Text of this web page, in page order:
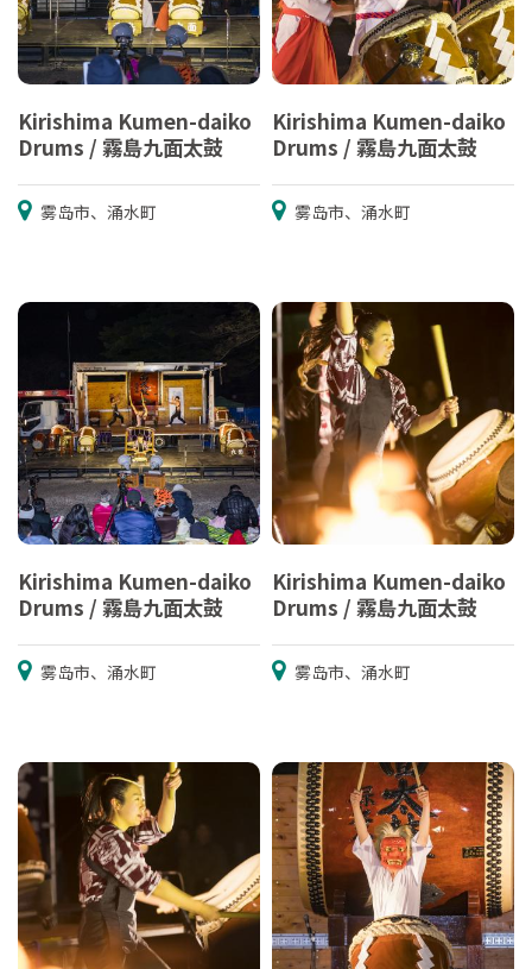
Kirishima Kumen-daiko
Drums / 霧島九面太鼓
雾岛市、涌水町
Kirishima Kumen-daiko
Drums / 霧島九面太鼓
雾岛市、涌水町
Kirishima Kumen-daiko
Drums / 霧島九面太鼓
雾岛市、涌水町
Kirishima Kumen-daiko
Drums / 霧島九面太鼓
雾岛市、涌水町